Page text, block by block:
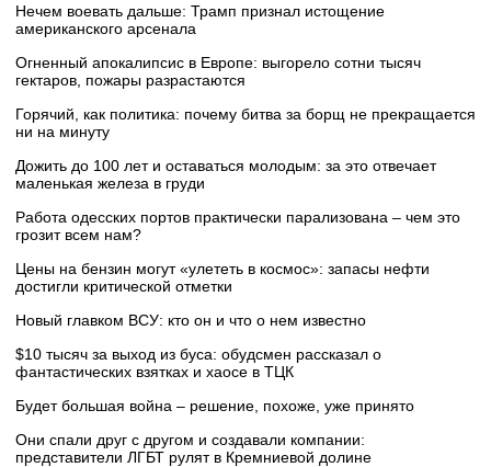
Нечем воевать дальше: Трамп признал истощение
американского арсенала
Огненный апокалипсис в Европе: выгорело сотни тысяч
гектаров, пожары разрастаются
Горячий, как политика: почему битва за борщ не прекращается
ни на минуту
Дожить до 100 лет и оставаться молодым: за это отвечает
маленькая железа в груди
Работа одесских портов практически парализована – чем это
грозит всем нам?
Цены на бензин могут «улететь в космос»: запасы нефти
достигли критической отметки
Новый главком ВСУ: кто он и что о нем известно
$10 тысяч за выход из буса: обудсмен рассказал о
фантастических взятках и хаосе в ТЦК
Будет большая война – решение, похоже, уже принято
Они спали друг с другом и создавали компании:
представители ЛГБТ рулят в Кремниевой долине